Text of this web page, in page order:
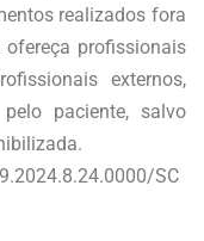
realizados fora
ofereça profissionais
externos,
paciente, salvo
SC